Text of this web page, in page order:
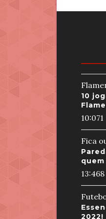
10
10:071
Fica
13:468
2022!